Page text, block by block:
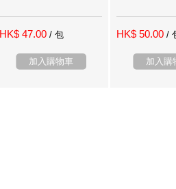
HK$ 47.00 / 包
加入購物車
HK$ 50.00 /
加入購